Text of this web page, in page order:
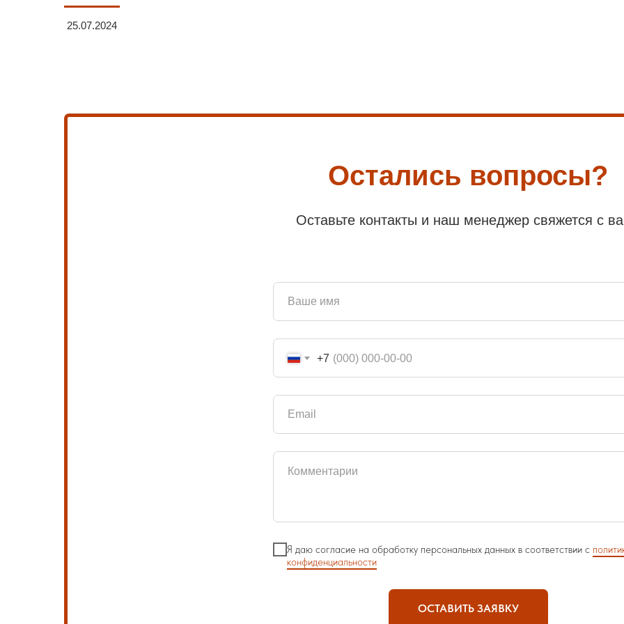
25.07.2024
Остались вопросы?
Оставьте контакты и наш менеджер свяжется с
+7
Я даю согласие на обработку персональных данных в соответствии с
конфиденциальности
ОСТАВИТЬ ЗАЯВКУ